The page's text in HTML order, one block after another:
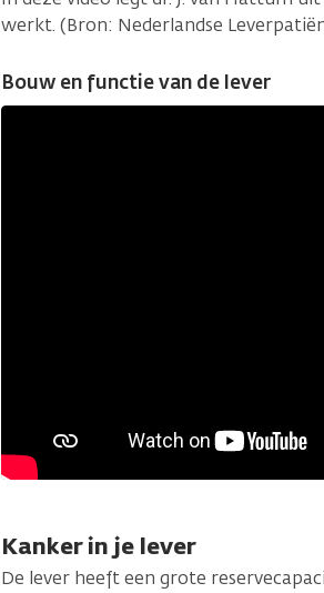
werkt. (Bron: Nederlandse
Bouw en functie van de lever
Kanker in je lever
De lever heeft een grote